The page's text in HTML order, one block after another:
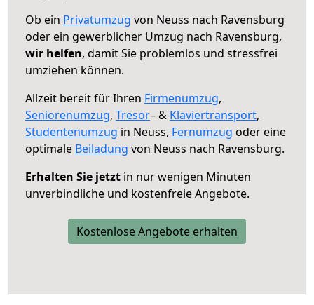
Ob ein Privatumzug von Neuss nach Ravensburg
oder ein gewerblicher Umzug nach Ravensburg,
wir helfen, damit Sie problemlos und stressfrei
umziehen können.
Allzeit bereit für Ihren Firmenumzug,
Seniorenumzug, Tresor– & Klaviertransport,
Studentenumzug in Neuss, Fernumzug oder eine
optimale Beiladung von Neuss nach Ravensburg.
Erhalten Sie jetzt in nur wenigen Minuten
unverbindliche und kostenfreie Angebote.
Kostenlose Angebote erhalten